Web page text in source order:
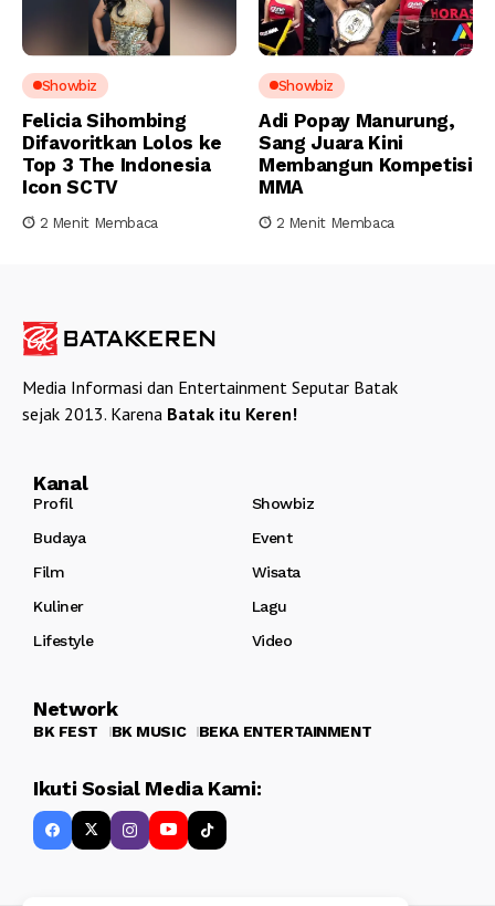
Showbiz
Felicia Sihombing
Difavoritkan Lolos ke
Top 3 The Indonesia
Icon SCTV
2 Menit Membaca
Showbiz
Adi Popay Manurung,
Sang Juara Kini
Membangun Kompetisi
MMA
2 Menit Membaca
Media Informasi dan Entertainment Seputar Batak
sejak 2013. Karena Batak itu Keren!
Kanal
Profil
Showbiz
Budaya
Event
Film
Wisata
Kuliner
Lagu
Lifestyle
Video
Network
BK FEST BK MUSIC BEKA ENTERTAINMENT
Ikuti Sosial Media Kami: